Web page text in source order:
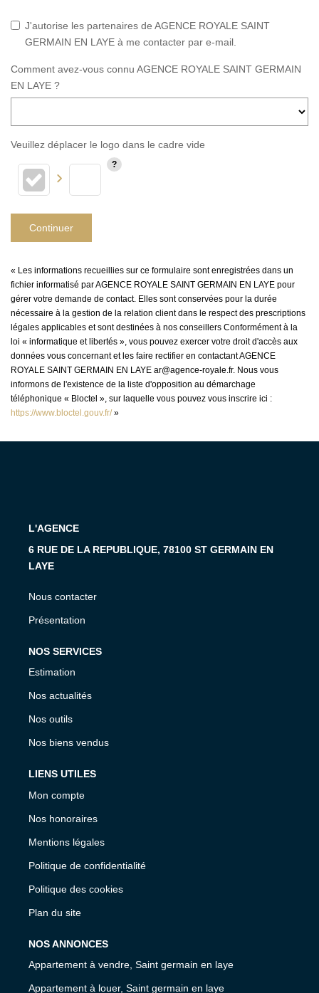
J'autorise les partenaires de AGENCE ROYALE SAINT
GERMAIN EN LAYE à me contacter par e-mail.
Comment avez-vous connu AGENCE ROYALE SAINT GERMAIN
EN LAYE ?
Veuillez déplacer le logo dans le cadre vide
Continuer
« Les informations recueillies sur ce formulaire sont enregistrées dans un
fichier informatisé par AGENCE ROYALE SAINT GERMAIN EN LAYE pour
gérer votre demande de contact. Elles sont conservées pour la durée
nécessaire à la gestion de la relation client dans le respect des prescriptions
légales applicables et sont destinées à nos conseillers Conformément à la
loi « informatique et libertés », vous pouvez exercer votre droit d'accès aux
données vous concernant et les faire rectifier en contactant AGENCE
ROYALE SAINT GERMAIN EN LAYE ar@agence-royale.fr. Nous vous
informons de l'existence de la liste d'opposition au démarchage
téléphonique « Bloctel », sur laquelle vous pouvez vous inscrire ici :
https://www.bloctel.gouv.fr/»
L'AGENCE
6 RUE DE LA REPUBLIQUE, 78100 ST GERMAIN EN
LAYE
Nous contacter
Présentation
NOS SERVICES
Estimation
Nos actualités
Nos outils
Nos biens vendus
LIENS UTILES
Mon compte
Nos honoraires
Mentions légales
Politique de confidentialité
Politique des cookies
Plan du site
NOS ANNONCES
Appartement à vendre, Saint germain en laye
Appartement à louer, Saint germain en laye